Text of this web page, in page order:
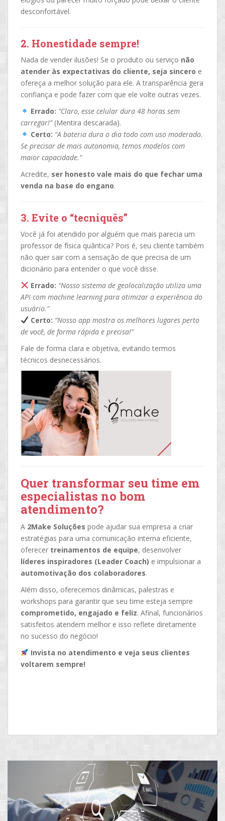
desconfortável.
2. Honestidade sempre!
Nada de vender ilusões! Se o produto ou serviço não
atender às expectativas do cliente, seja sincero e
ofereça a melhor solução para ele. A transparência gera
confiança e pode fazer com que ele volte outras vezes.
Errado: “Claro, esse celular dura 48 horas sem
carregar!”(Mentira descarada).
Certo: “A bateria dura o dia todo com uso moderado.
Se precisar de mais autonomia, temos modelos com
maior capacidade.”
Acredite, ser honesto vale mais do que fechar uma
venda na base do engano.
3. Evite o “tecniquês”
Você já foi atendido por alguém que mais parecia um
professor de física quântica? Pois é, seu cliente também
não quer sair com a sensação de que precisa de um
dicionário para entender o que você disse.
Errado: “Nosso sistema de geolocalização utiliza uma
API com machine learning para otimizar a experiência do
usuário.”
Certo: “Nosso app mostra os melhores lugares perto
de você, de forma rápida e precisa!”
Fale de forma clara e objetiva, evitando termos
técnicos desnecessários.
Quer transformar seu time em
especialistas no bom
atendimento?
A 2Make Soluções pode ajudar sua empresa a criar
estratégias para uma comunicação interna eficiente,
oferecer treinamentos de equipe, desenvolver
líderes inspiradores (Leader Coach) e impulsionar a
automotivação dos colaboradores.
Além disso, oferecemos dinâmicas, palestras e
workshops para garantir que seu time esteja sempre
comprometido, engajado e feliz. Afinal, funcionários
satisfeitos atendem melhor e isso reflete diretamente
no sucesso do negócio!
Invista no atendimento e veja seus clientes
voltarem sempre!